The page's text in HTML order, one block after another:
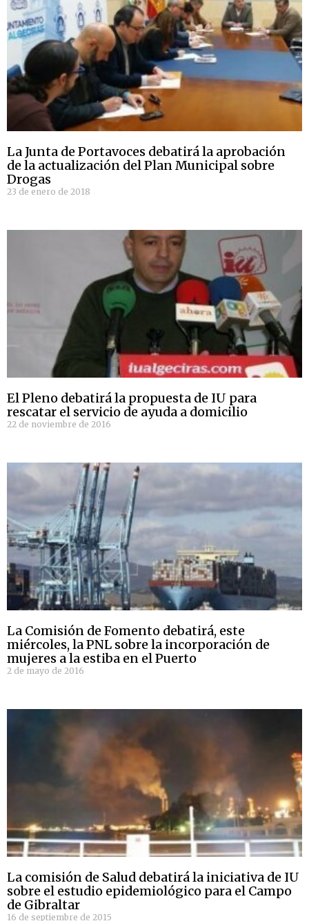
La Junta de Portavoces debatirá la aprobación
de la actualización del Plan Municipal sobre
Drogas
23 de enero de 2018
El Pleno debatirá la propuesta de IU para
rescatar el servicio de ayuda a domicilio
22 de noviembre de 2016
La Comisión de Fomento debatirá, este
miércoles, la PNL sobre la incorporación de
mujeres a la estiba en el Puerto
2 de mayo de 2016
La comisión de Salud debatirá la iniciativa de IU
sobre el estudio epidemiológico para el Campo
de Gibraltar
16 de septiembre de 2015